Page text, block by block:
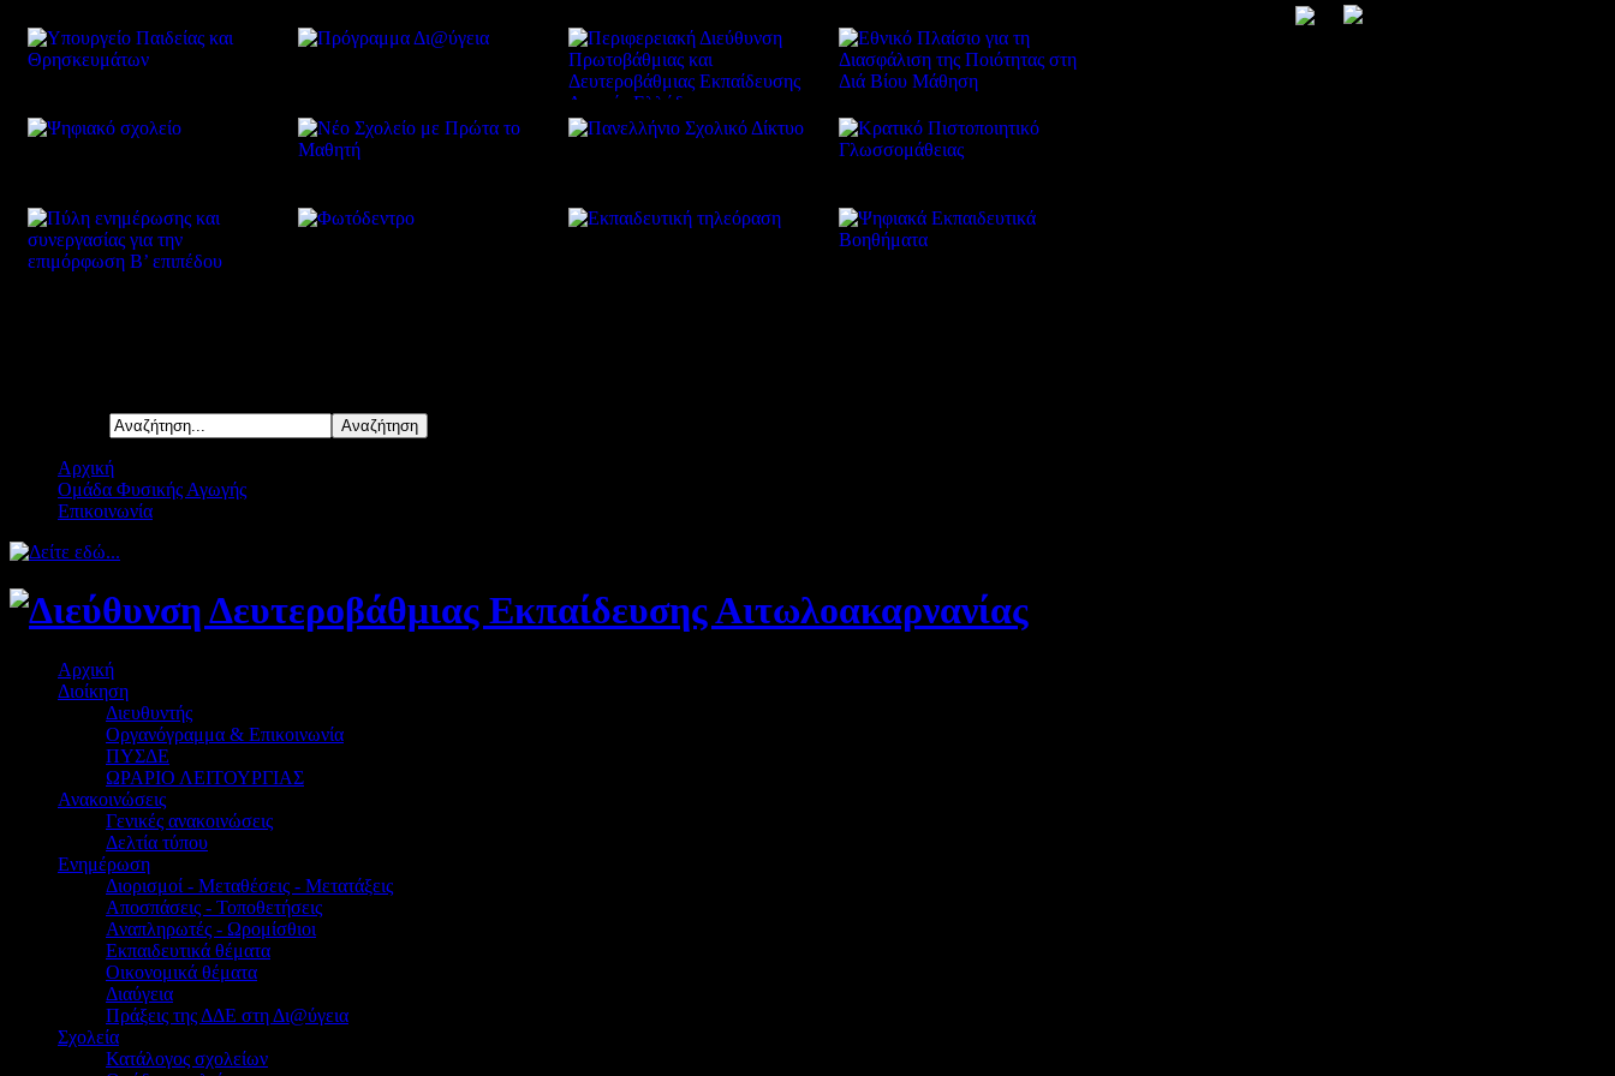
Αρχική
Ομάδα Φυσικής Αγωγής
Επικοινωνία
Αρχική
Διοίκηση
Διευθυντής
Οργανόγραμμα & Επικοινωνία
ΠΥΣΔΕ
ΩΡΑΡΙΟ ΛΕΙΤΟΥΡΓΙΑΣ
Ανακοινώσεις
Γενικές ανακοινώσεις
Δελτία τύπου
Ενημέρωση
Διορισμοί - Μεταθέσεις - Μετατάξεις
Αποσπάσεις - Τοποθετήσεις
Αναπληρωτές - Ωρομίσθιοι
Εκπαιδευτικά θέματα
Οικονομικά θέματα
Διαύγεια
Πράξεις της ΔΔΕ στη Δι@ύγεια
Σχολεία
Κατάλογος σχολείων